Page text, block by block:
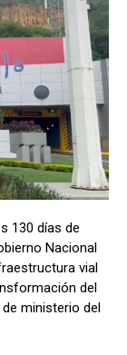
130 días de
Nacional
vial
del
ministerio del